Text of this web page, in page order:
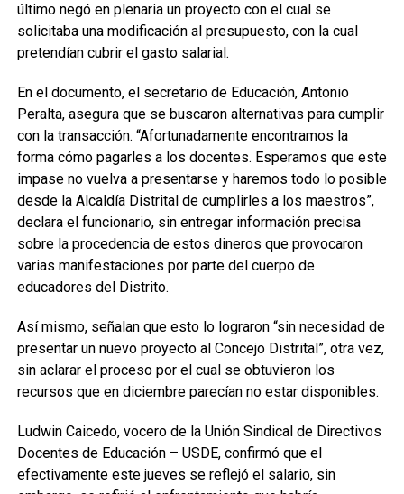
último negó en plenaria un proyecto con el cual se
solicitaba una modificación al presupuesto, con la cual
pretendían cubrir el gasto salarial.
En el documento, el secretario de Educación, Antonio
Peralta, asegura que se buscaron alternativas para cumplir
con la transacción. “Afortunadamente encontramos la
forma cómo pagarles a los docentes. Esperamos que este
impase no vuelva a presentarse y haremos todo lo posible
desde la Alcaldía Distrital de cumplirles a los maestros”,
declara el funcionario, sin entregar información precisa
sobre la procedencia de estos dineros que provocaron
varias manifestaciones por parte del cuerpo de
educadores del Distrito.
Así mismo, señalan que esto lo lograron “sin necesidad de
presentar un nuevo proyecto al Concejo Distrital”, otra vez,
sin aclarar el proceso por el cual se obtuvieron los
recursos que en diciembre parecían no estar disponibles.
Ludwin Caicedo, vocero de la Unión Sindical de Directivos
Docentes de Educación – USDE, confirmó que el
efectivamente este jueves se reflejó el salario, sin